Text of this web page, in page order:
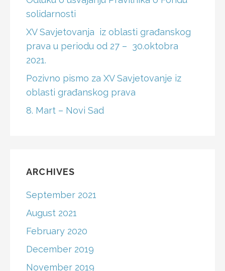
solidarnosti
XV Savjetovanja iz oblasti građanskog
prava u periodu od 27 – 30.oktobra
2021.
Pozivno pismo za XV Savjetovanje iz
oblasti građanskog prava
8. Mart – Novi Sad
ARCHIVES
September 2021
August 2021
February 2020
December 2019
November 2019